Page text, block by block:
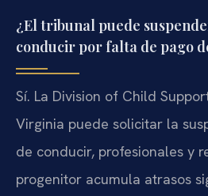
¿El tribunal puede
conducir por falta de pago
Sí. La Division of Child
Virginia puede solicitar la
de conducir, profesionales y
progenitor acumula atrasos